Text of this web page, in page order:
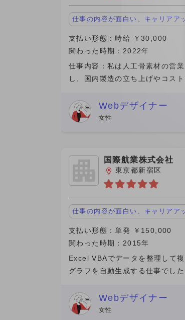
仕事の内容が面白い、キャリアア
支払い形態：時給 ￥30,000
関わった時期：2022年
仕事内容：私は人工骨素材の営業
し、国内製造の立ち上げやコスト
僚や新しい仲間です。 契約や報
の契約はしていませんが
Webデザイナー
女性
国際航業株式会社
東京都新宿区
仕事の内容が面白い、キャリアア
支払い形態：単発 ￥150,000
関わった時期：2015年
Excel VBAでデータを整理して
グラフを自動生成する仕事でした
ータ量も多くて大変だったはずで
な経路でしっかり
Webデザイナー
女性